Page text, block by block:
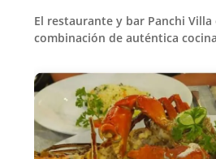
El restaurante y bar Panchi
combinación de auténtica